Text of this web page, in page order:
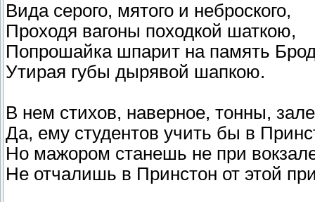
Вида серого, мятого и неброского,
Проходя вагоны походкой шаткою,
Попрошайка шпарит на память
Утирая губы дырявой шапкою.
В нем стихов, наверное, тонны,
Да, ему студентов учить бы в
Но мажором станешь не при
Не отчалишь в Принстон от этой